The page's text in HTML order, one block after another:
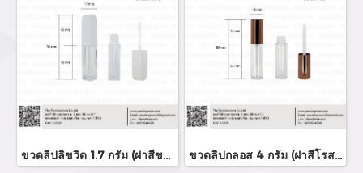
ขวดลิปลิขวิด 1.7 กรัม (ฝาสีขาว) ขวดลิปกลอส 4 กรัม (ฝาสีโรสโกล์ด)